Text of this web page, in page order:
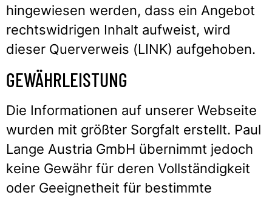
hingewiesen werden, dass ein Angebot
rechtswidrigen Inhalt aufweist, wird
dieser Querverweis (LINK) aufgehoben.
GEWÄHRLEISTUNG
Die Informationen auf unserer Webseite
wurden mit größter Sorgfalt erstellt. Paul
Lange Austria GmbH übernimmt jedoch
keine Gewähr für deren Vollständigkeit
oder Geeignetheit für bestimmte